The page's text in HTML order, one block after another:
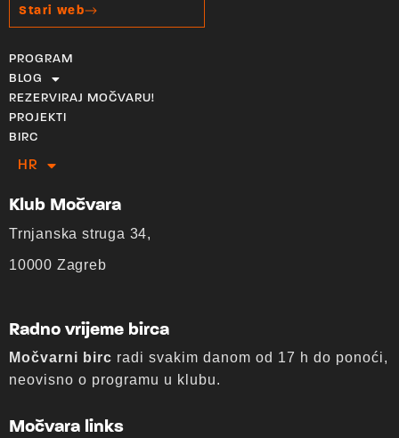
Stari web
PROGRAM
BLOG
REZERVIRAJ MOČVARU!
PROJEKTI
BIRC
HR
EN
Klub Močvara
Trnjanska struga 34,
10000 Zagreb
Radno vrijeme birca
Močvarni birc radi svakim danom od 17 h do ponoći,
neovisno o programu u klubu.
Močvara links